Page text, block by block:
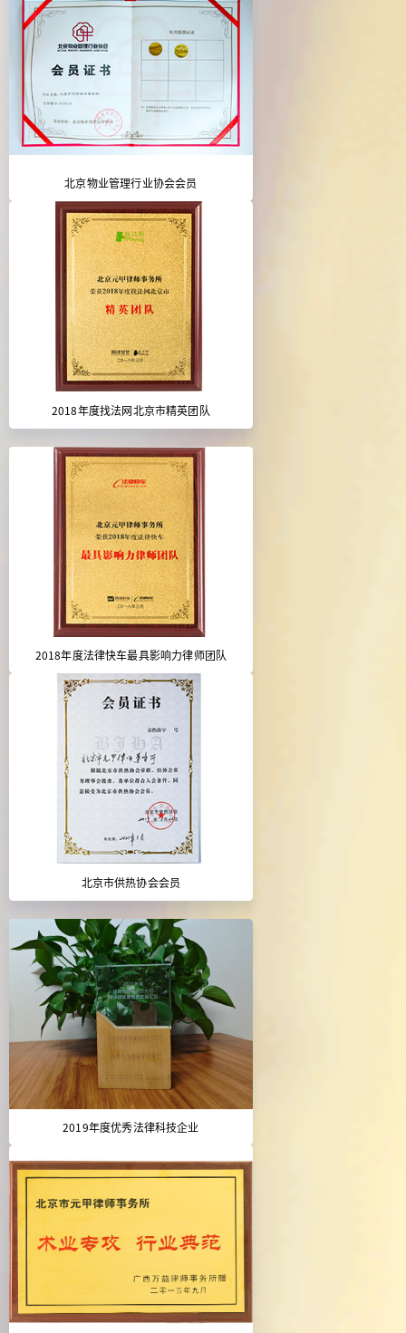
北京物业管理行业协会会员
2018年度找法网北京市精英团队
2018年度法律快车最具影响力律师团队
北京市供热协会会员
2019年度优秀法律科技企业